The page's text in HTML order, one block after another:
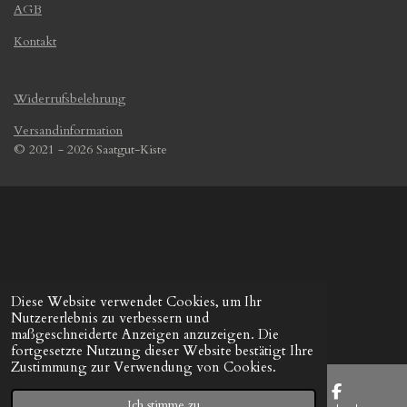
Diese Website verwendet Cookies, um Ihr
Nutzererlebnis zu verbessern und
maßgeschneiderte Anzeigen anzuzeigen. Die
fortgesetzte Nutzung dieser Website bestätigt Ihre
Zustimmung zur Verwendung von Cookies.
AGB
Kontakt
Widerrufsbelehrung
Versandinformation
© 2021 - 2026 Saatgut-Kiste